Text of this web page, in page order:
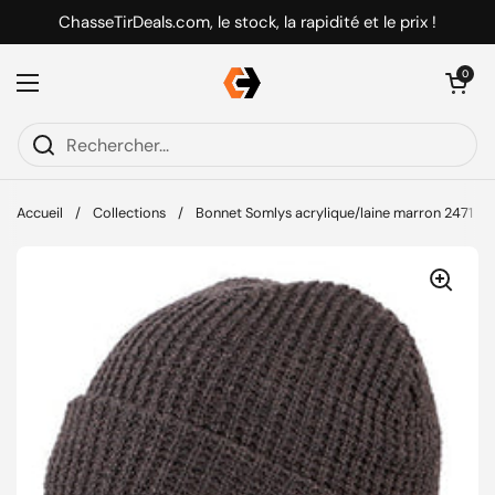
Passer au contenu
ChasseTirDeals.com, le stock, la rapidité et le prix !
Ouvrir le menu
Ouvrir le
0
Accueil / Collections / Bonnet Somlys acrylique/laine marron 2471